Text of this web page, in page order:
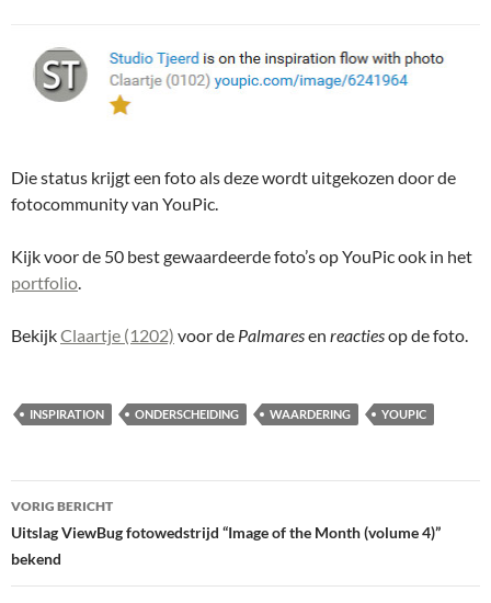
Die status krijgt een foto als deze wordt uitgekozen door de
fotocommunity van YouPic.
Kijk voor de 50 best gewaardeerde foto’s op YouPic ook in het
portfolio.
BekijkClaartje (1202) voor de Palmaresen reactiesop de foto.
INSPIRATION ONDERSCHEIDING WAARDERING YOUPIC
Bericht
navigatie
VORIG BERICHT
Uitslag ViewBug fotowedstrijd “Image of the Month (volume 4)”
bekend